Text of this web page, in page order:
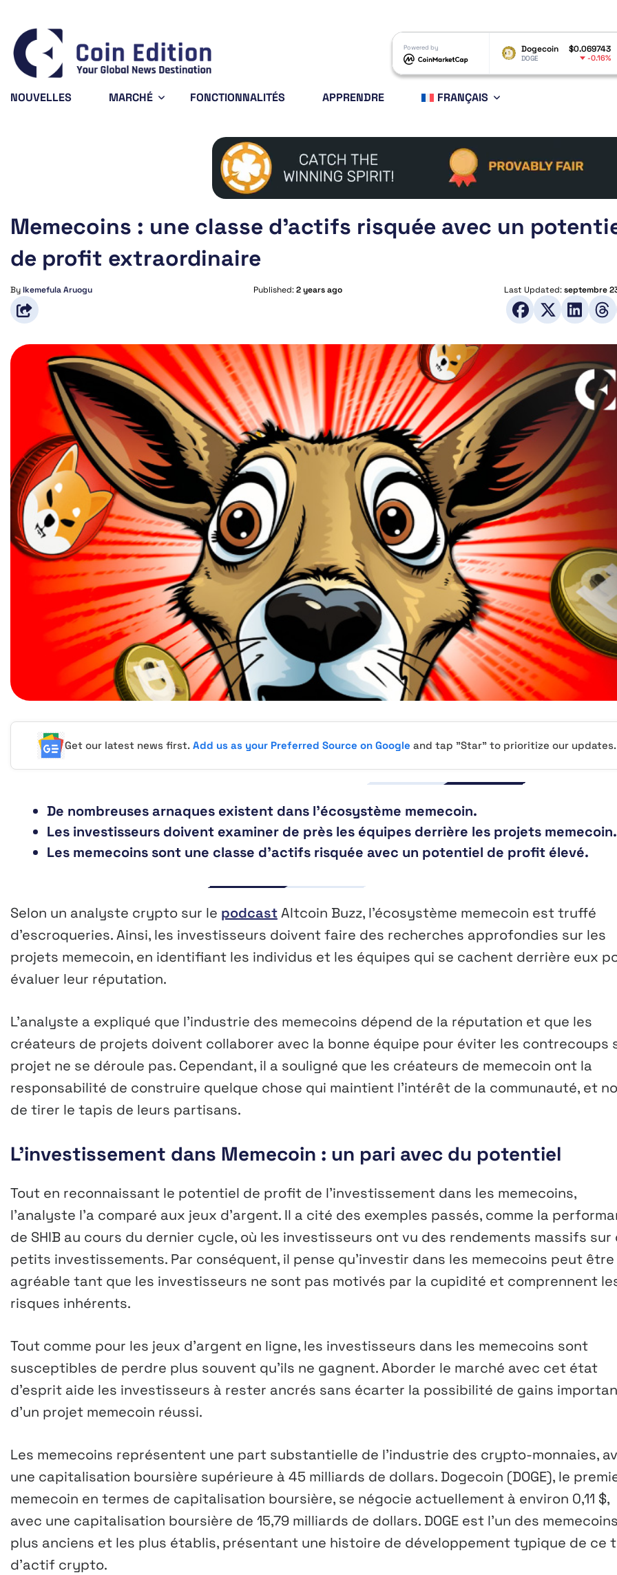
Powered by
Bitcoin
BTC
$0.069743
DOGE -0.16% ETH
NOUVELLES MARCHÉ FONCTIONNALITÉS APPRENDRE FRANÇAIS
Memecoins : une classe d’actifs risquée avec un
de profit extraordinaire
ByIkemefula Aruogu Published:2 years ago Last Updated:septembre
Get our latest news first.Add us as your Preferred Source on Google and tap "Star" to prioritize our updates.
De nombreuses arnaques existent dans l’écosystème memecoin.
Les investisseurs doivent examiner de près les équipes derrière les projets memecoin.
Les memecoins sont une classe d’actifs risquée avec un potentiel de profit élevé.
Selon un analyste crypto sur le podcastAltcoin Buzz, l’écosystème memecoin est truffé
d’escroqueries. Ainsi, les investisseurs doivent faire des recherches approfondies sur les
projets memecoin, en identifiant les individus et les équipes qui se cachent derrière eux
évaluer leur réputation.
L’analyste a expliqué que l’industrie des memecoins dépend de la réputation et que les
créateurs de projets doivent collaborer avec la bonne équipe pour éviter les contrecoups
projet ne se déroule pas. Cependant, il a souligné que les créateurs de memecoin ont la
responsabilité de construire quelque chose qui maintient l’intérêt de la communauté, et
de tirer le tapis de leurs partisans.
L’investissement dans Memecoin : un pari avec du potentiel
Tout en reconnaissant le potentiel de profit de l’investissement dans les memecoins,
l’analyste l’a comparé aux jeux d’argent. Il a cité des exemples passés, comme la
de SHIB au cours du dernier cycle, où les investisseurs ont vu des rendements massifs sur
petits investissements. Par conséquent, il pense qu’investir dans les memecoins peut être
agréable tant que les investisseurs ne sont pas motivés par la cupidité et comprennent
risques inhérents.
Tout comme pour les jeux d’argent en ligne, les investisseurs dans les memecoins sont
susceptibles de perdre plus souvent qu’ils ne gagnent. Aborder le marché avec cet état
d’esprit aide les investisseurs à rester ancrés sans écarter la possibilité de gains
d’un projet memecoin réussi.
Les memecoins représentent une part substantielle de l’industrie des crypto-monnaies,
une capitalisation boursière supérieure à 45 milliards de dollars. Dogecoin (DOGE), le
memecoin en termes de capitalisation boursière, se négocie actuellement à environ 0,11 $,
avec une capitalisation boursière de 15,79 milliards de dollars. DOGE est l’un des
plus anciens et les plus établis, présentant une histoire de développement typique de ce
d’actif crypto.